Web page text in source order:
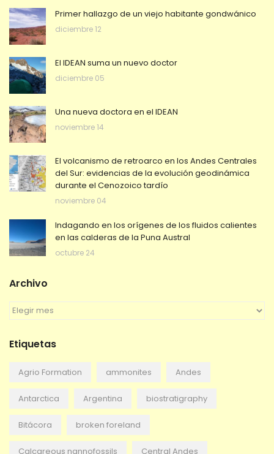
Primer hallazgo de un viejo habitante gondwánico
diciembre 12
El IDEAN suma un nuevo doctor
diciembre 05
Una nueva doctora en el IDEAN
noviembre 14
El volcanismo de retroarco en los Andes Centrales
del Sur: evidencias de la evolución geodinámica
durante el Cenozoico tardío
noviembre 04
Indagando en los orígenes de los fluidos calientes
en las calderas de la Puna Austral
octubre 24
Archivo
A
r
h
o
Etiquetas
Agrio Formation ammonites Andes
Antarctica Argentina biostratigraphy
Bitácora broken foreland
Calcareous nannofossils Central Andes